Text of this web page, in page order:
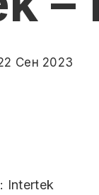
Сен 2023
Intertek